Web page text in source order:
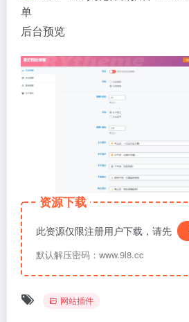
后台预览
资源下载
此资源仅限注册用户下载，请先
默认解压密码：www.9l8.cc
网站插件